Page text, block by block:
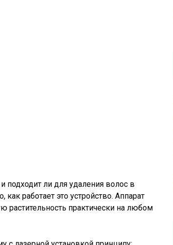
подходит ли для удаления волос в
работает это устройство. Аппарат
растительность практически на любом